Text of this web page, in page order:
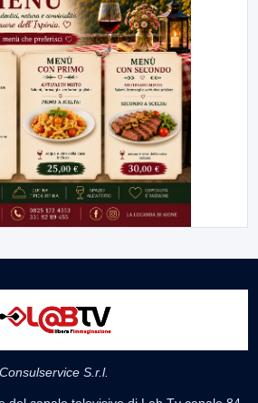
S.r.l.